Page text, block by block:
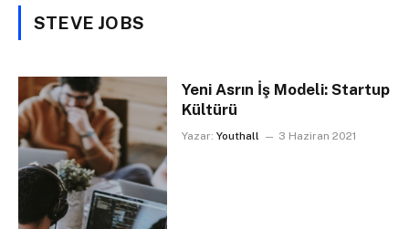
STEVE JOBS
Yeni Asrın İş Modeli: Startup
Kültürü
Yazar: Youthall 3 Haziran 2021